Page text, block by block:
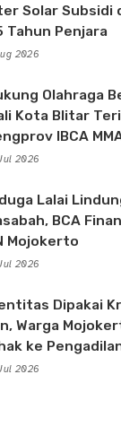
Solar
Tahun Penjara
2026
Olahraga
Kota Blitar
IBCA
2026
Lalai
BCA
Mojokerto
2026
Dipakai
Warga
ke
2026